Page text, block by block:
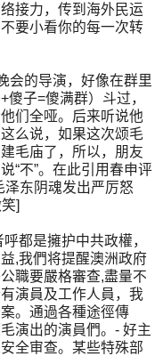
接力，传到海外民运
要小看你的每一次转
会的导演，好像在群里
子=傻满群）斗过，
们全哑。后来听说他
么说，如果这次颂毛
毛庙了，所以，朋友
“不”。在此引用春申评
泽东阴魂发出严厉怒
]
都是擁护中共政權，
,我們将提醒澳洲政府
職要嚴格審查,盡量不
演員及工作人員，我
。通過各種途徑傳
演出的演員們。- 好主
全审查。某些特殊部